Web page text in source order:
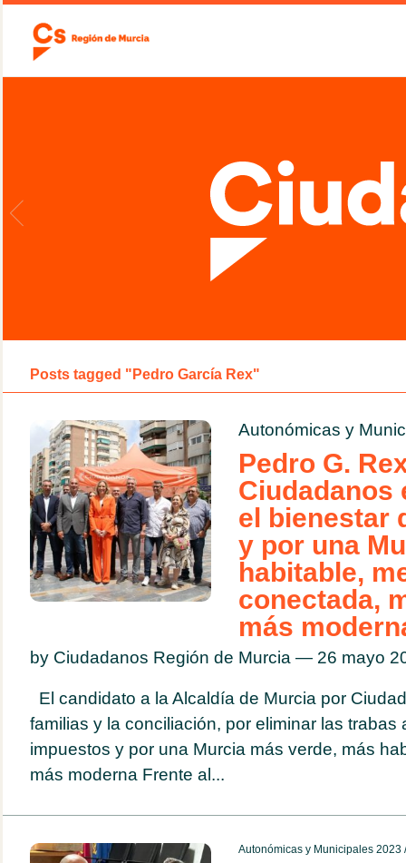
Posts tagged "Pedro García Rex"
Autonómicas y
Pedro G.
Ciudadanos
el bienestar
y por una
habitable,
conectada,
más
by Ciudadanos Región de Murcia — 26 mayo
El candidato a la Alcaldía de Murcia por
familias y la conciliación, por eliminar las trabas
impuestos y por una Murcia más verde, más
más moderna Frente al...
Autonómicas y Municipales 2023